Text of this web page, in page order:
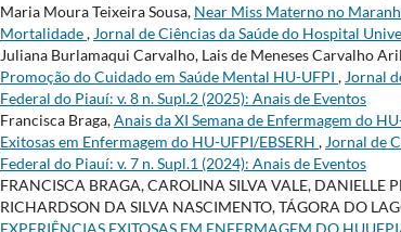
Maria Moura Teixeira Sousa, Near Miss Materno no
Mortalidade, Jornal de Ciências da Saúde do Hospital
Juliana Burlamaqui Carvalho, Lais de Meneses Carvalho
Promoção do Cuidado em Saúde Mental HU-UFPI , Jornal
Federal do Piauí: v. 8 n. Supl.2 (2025): Anais de Eventos
Francisca Braga,Anais da XI Semana de Enfermagem do
Exitosas em Enfermagem do HU-UFPI/EBSERH , Jornal de
Federal do Piauí: v. 7 n. Supl.1 (2024): Anais de Eventos
FRANCISCA BRAGA, CAROLINA SILVA VALE, DANIELLE
RICHARDSON DA SILVA NASCIMENTO, TÁGORA DO
EXPERIÊNCIAS EXITOSAS EM ENFERMAGEM DO